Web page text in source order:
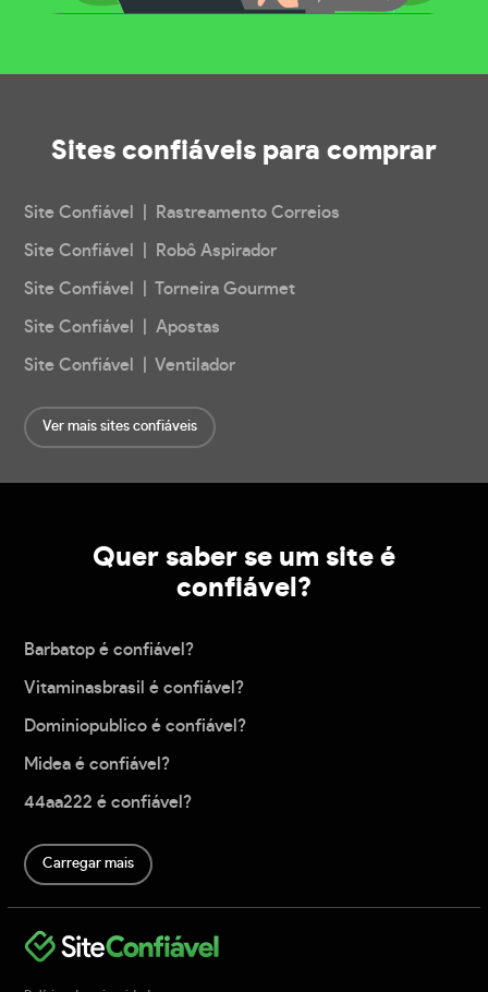
Sites confiáveis para comprar
Site Confiável | Rastreamento Correios
Site Confiável | Robô Aspirador
Site Confiável | Torneira Gourmet
Site Confiável | Apostas
Site Confiável | Ventilador
Ver mais sites confiáveis
Quer saber se um site é
confiável?
Barbatop é confiável?
Vitaminasbrasil é confiável?
Dominiopublico é confiável?
Midea é confiável?
44aa222 é confiável?
Carregar mais